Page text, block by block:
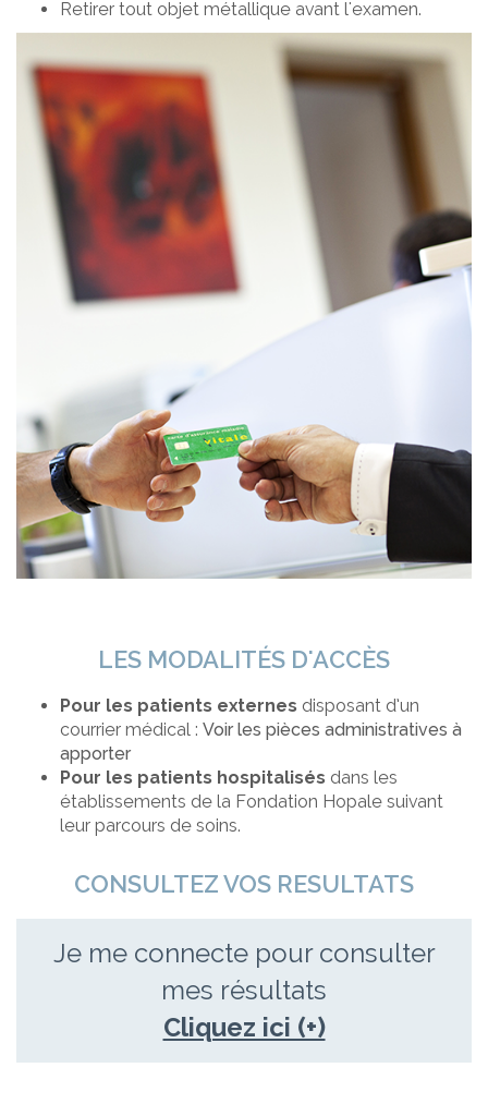
Retirer tout objet métallique avant l'examen.
LES MODALITÉS D'ACCÈS
Pour les patients externes disposant d’un
courrier médical : Voir les pièces administratives à
apporter
Pour les patients hospitalisés dans les
établissements de la Fondation Hopale suivant
leur parcours de soins.
CONSULTEZ VOS RESULTATS
Je me connecte pour consulter
mes résultats
Cliquez ici (+)